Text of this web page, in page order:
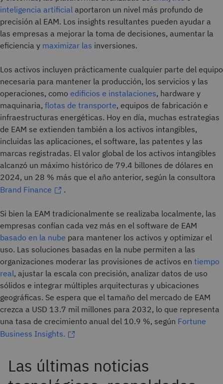
inteligencia artificial aportaron un nivel más profundo de
precisión al EAM. Los insights resultantes pueden ayudar a
las empresas a mejorar la toma de decisiones, aumentar la
eficiencia y maximizar las inversiones.
Los activos incluyen prácticamente cualquier parte del equipo
necesaria para mantener la producción, los servicios y las
operaciones, como edificios e instalaciones, hardware y
maquinaria, flotas de transporte, equipos de fabricación e
infraestructuras energéticas. Hoy en día, muchas estrategias
de EAM se extienden también a los activos intangibles,
incluidas las aplicaciones, el software, las patentes y las
marcas registradas. El valor global de los activos intangibles
alcanzó un máximo histórico de 79.4 billones de dólares en
2024, un 28 % más que el año anterior, según la consultora
Brand Finance
.
Si bien la EAM tradicionalmente se realizaba localmente, las
empresas confían cada vez más en el software de EAM
basado en la nube para mantener los activos y optimizar el
uso. Las soluciones basadas en la nube permiten a las
organizaciones moderar las provisiones de activos en tiempo
real, ajustar la escala con precisión, analizar datos de uso
sólidos e integrar múltiples arquitecturas y ubicaciones
geográficas. Se espera que el tamaño del mercado de EAM
crezca a USD 13.7 mil millones para 2032, lo que representa
una tasa de crecimiento anual del 10.9 %, según Fortune
Business Insights.
Las últimas noticias